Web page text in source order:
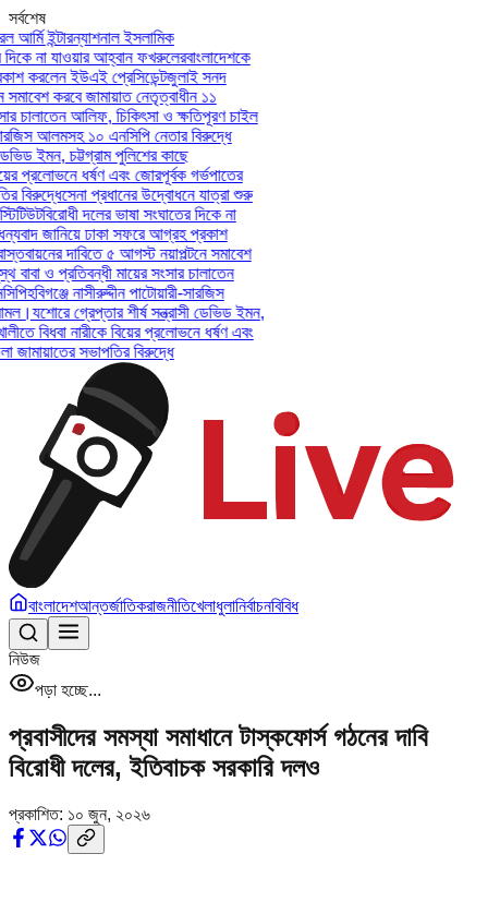
সর্বশেষ
ইন্টারন্যাশনাল ইসলামিক
না যাওয়ার আহ্বান ফখরুলেরবাংলাদেশকে
করলেন ইউএই প্রেসিডেন্টজুলাই সনদ
করবে জামায়াত নেতৃত্বাধীন ১১
আলিফ, চিকিৎসা ও ক্ষতিপূরণ চাইল
আলমসহ ১০ এনসিপি নেতার বিরুদ্ধে
ইমন, চট্টগ্রাম পুলিশের কাছে
প্রলোভনে ধর্ষণ এবং জোরপূর্বক গর্ভপাতের
সেনা প্রধানের উদ্বোধনে যাত্রা শুরু
বিরোধী দলের ভাষা সংঘাতের দিকে না
জানিয়ে ঢাকা সফরে আগ্রহ প্রকাশ
দাবিতে ৫ আগস্ট নয়াপল্টনে সমাবেশ
ও প্রতিবন্ধী মায়ের সংসার চালাতেন
হবিগঞ্জে নাসীরুদ্দীন পাটোয়ারী-সারজিস
যশোরে গ্রেপ্তার শীর্ষ সন্ত্রাসী ডেভিড ইমন,
বিধবা নারীকে বিয়ের প্রলোভনে ধর্ষণ এবং
সভাপতির বিরুদ্ধে
বাংলাদেশআন্তর্জাতিকরাজনীতিখেলাধুলানির্বাচনবিবিধ
নিউজ
পড়া হচ্ছে...
প্রবাসীদের সমস্যা সমাধানে টাস্কফোর্স গঠনের দাবি
বিরোধী দলের, ইতিবাচক সরকারি দলও
প্রকাশিত: ১০ জুন, ২০২৬